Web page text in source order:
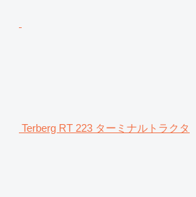
Terberg RT 223 ターミナルトラクタ